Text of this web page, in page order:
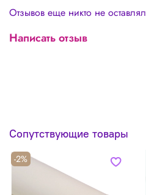
Отзывов еще никто не оставлял
Написать отзыв
Сопутствующие товары
-2%